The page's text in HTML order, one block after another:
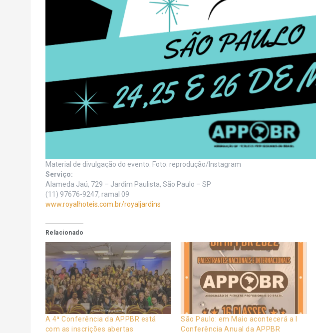
Material de divulgação do evento. Foto: reprodução/Instagram
Serviço:
Alameda Jaú, 729 – Jardim Paulista, São Paulo – SP
(11) 97676-9247, ramal 09
www.royalhoteis.com.br/royaljardins
Relacionado
A 4ª Conferência da APPBR está
com as inscrições abertas
São Paulo: em Maio acontecerá a I
Conferência Anual da APPBR